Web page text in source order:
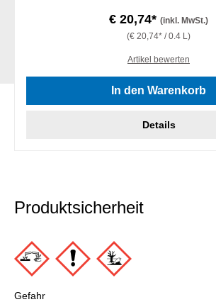
€ 20,74* (inkl. MwSt.)
(€ 20,74* / 0.4 L)
Artikel bewerten
In den Warenkorb
Details
Produktsicherheit
Gefahr